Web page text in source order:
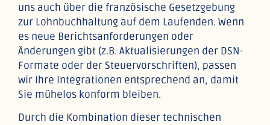
uns auch über die französische Gesetzgebung
zur Lohnbuchhaltung auf dem Laufenden. Wenn
es neue Berichtsanforderungen oder
Änderungen gibt (z.B. Aktualisierungen der DSN-
Formate oder der Steuervorschriften), passen
wir Ihre Integrationen entsprechend an, damit
Sie mühelos konform bleiben.
Durch die Kombination dieser technischen